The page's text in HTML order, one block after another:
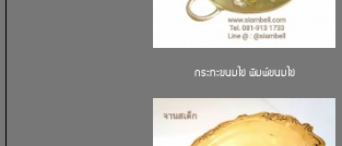
กระทะขนมไข่ พิมพ์ขนมไข่